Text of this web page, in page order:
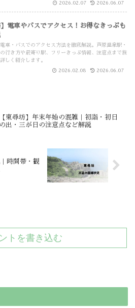
2026.02.07 2026.06.07
】電車やバスでアクセス！お得なきっぷも
車・バスでのアクセス方法を徹底解説。芦原温泉駅・
行き方や最寄り駅、フリーきっぷ情報、注意点まで旅
しく紹介します。
2026.02.08 2026.06.07
【東尋坊】年末年始の混雑｜初詣・初日
の出・三が日の注意点など解説
時間帯・観
トを書き込む